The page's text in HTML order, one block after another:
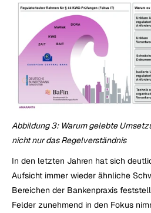
Abbildung 3: Warum gelebte
nicht nur das Regelverständnis
In den letzten Jahren hat sich
Aufsicht immer wieder ähnliche
Bereichen der Bankenpraxis
Felder zunehmend in den Fokus